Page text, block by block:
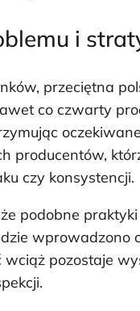
i
przeciętna
co czwarty
producentów,
czy konsystencji.
podobne
wprowadzono
wciąż pozostaje